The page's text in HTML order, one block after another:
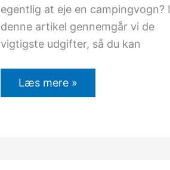
egentlig at eje en campingvogn? I
denne artikel gennemgår vi de
vigtigste udgifter, så du kan
Læs mere »